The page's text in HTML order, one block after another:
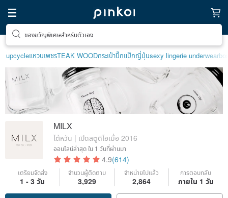
ตามหาไอเทมฮีลใจ
upcycleแหวนเพชรTEAK WOODกระเป๋าปิ๊กแป๊กญี่ปุ่นsexy lingerie underwear
MILX
ไต้หวัน | เปิดสตูดิโอเมื่อ 2016
ออนไลน์ล่าสุดใน 1 วันที่ผ่านมา
4.9(614)
เตรียมจัดส่ง
1 - 3 วัน
จำนวนผู้ติดตาม
3,929
จำหน่ายไปแล้ว
2,864
การตอบกลับ
ภายใน 1 วัน